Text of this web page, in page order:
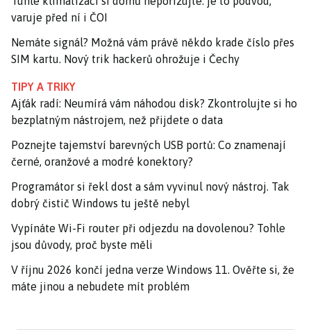
varuje před ní i ČOI
Nemáte signál? Možná vám právě někdo krade číslo přes
SIM kartu. Nový trik hackerů ohrožuje i Čechy
TIPY A TRIKY
Ajťák radí: Neumírá vám náhodou disk? Zkontrolujte si ho
bezplatným nástrojem, než přijdete o data
Poznejte tajemství barevných USB portů: Co znamenají
černé, oranžové a modré konektory?
Programátor si řekl dost a sám vyvinul nový nástroj. Tak
dobrý čistič Windows tu ještě nebyl
Vypínáte Wi-Fi router při odjezdu na dovolenou? Tohle
jsou důvody, proč byste měli
V říjnu 2026 končí jedna verze Windows 11. Ověřte si, že
máte jinou a nebudete mít problém